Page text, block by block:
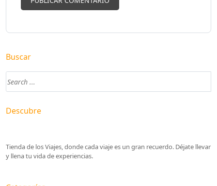
Buscar
Descubre
Tienda de los Viajes, donde cada viaje es un gran recuerdo. Déjate llevar
y llena tu vida de experiencias.